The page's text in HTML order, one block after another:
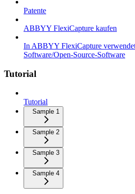
Patente
ABBYY FlexiCapture kaufen
In ABBYY FlexiCapture
Software/Open-Source-Software
Tutorial
Tutorial
Sample 1
Sample 2
Sample 3
Sample 4